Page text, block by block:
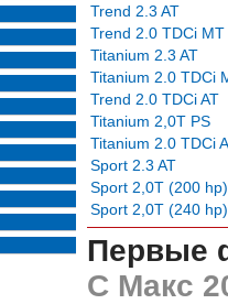
Trend 2.3 AT
Trend 2.0 TDCi MT
Titanium 2.3 AT
Titanium 2.0 TDCi
Trend 2.0 TDCi AT
Titanium 2,0T PS
Titanium 2.0 TDCi
Sport 2.3 AT
Sport 2,0T (200
Sport 2,0T (240
Первые
С Макс